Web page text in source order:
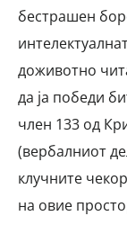
бестрашен
доживотно
да ја победи
член 133 од
(вербалниот
клучните
на овие